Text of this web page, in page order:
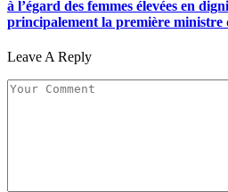
à l’égard des femmes élevées en
principalement la première ministre
Leave A Reply